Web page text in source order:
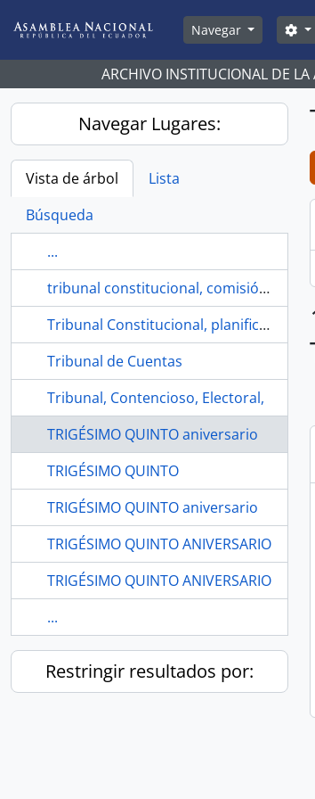
Navegar
ARCHIVO INSTITUCIONAL DE
Navegar Lugares:
Vista de árbol
Lista
Búsqueda
...
tribunal constitucional, comisión general, acta 18, mesa 5
Tribunal Constitucional, planificación del grupo de trabajo
Tribunal de Cuentas
Tribunal, Contencioso, Electoral,
TRIGÉSIMO QUINTO aniversario
TRIGÉSIMO QUINTO
TRIGÉSIMO QUINTO aniversario
TRIGÉSIMO QUINTO ANIVERSARIO
TRIGÉSIMO QUINTO ANIVERSARIO
...
Restringir resultados por: